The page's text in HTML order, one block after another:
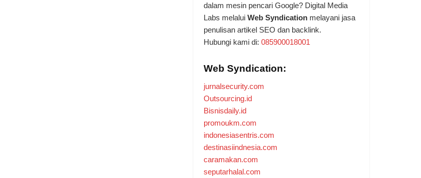
dalam mesin pencari Google? Digital Media
Labs melalui Web Syndication melayani jasa
penulisan artikel SEO dan backlink.
Hubungi kami di: 085900018001
Web Syndication:
jurnalsecurity.com
Outsourcing.id
Bisnisdaily.id
promoukm.com
indonesiasentris.com
destinasiindnesia.com
caramakan.com
seputarhalal.com